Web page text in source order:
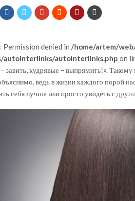
Permission denied in /home/artem/
autointerlinks/autointerlinks.php on
завить, кудрявые – выпрямить!».
ведь в жизни каждого порой
себя лучше или просто увидеть с